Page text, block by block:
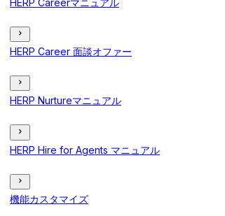
HERP Career 面談オファー
HERP Nurtureマニュアル
HERP Hire for Agents マニュアル
機能カスタマイズ